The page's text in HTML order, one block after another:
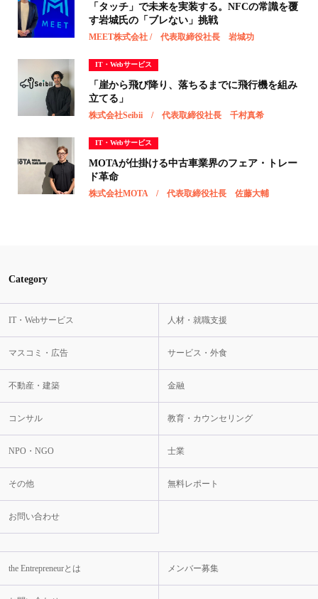
「タッチ」で未来を実装する。NFCの常識を覆
す岩城氏の「ブレない」挑戦
MEET株式会社 / 代表取締役社長 岩城功
IT・Webサービス
「崖から飛び降り、落ちるまでに飛行機を組み
立てる」
株式会社Seibii / 代表取締役社長 千村真希
IT・Webサービス
MOTAが仕掛ける中古車業界のフェア・トレー
ド革命
株式会社MOTA / 代表取締役社長 佐藤大輔
Category
IT・Webサービス 人材・就職支援
マスコミ・広告 サービス・外食
不動産・建築 金融
コンサル 教育・カウンセリング
NPO・NGO 士業
その他 無料レポート
お問い合わせ
the Entrepreneurとは メンバー募集